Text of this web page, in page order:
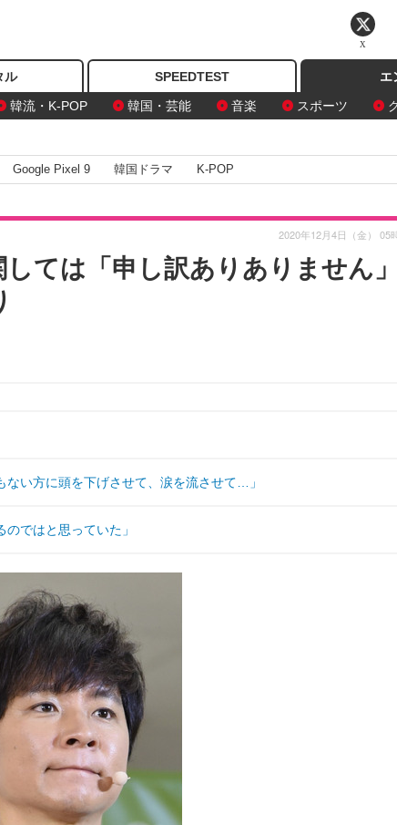
ル SPEEDTEST
エ
韓流・K-POP 韓国・芸能 音楽 スポーツ
Google Pixel 9 韓国ドラマ K-POP
ては「申し訳ありありません」
2020年12月4日（金） 05
い方に頭を下げさせて、涙を流させて…」
ではと思っていた」
X